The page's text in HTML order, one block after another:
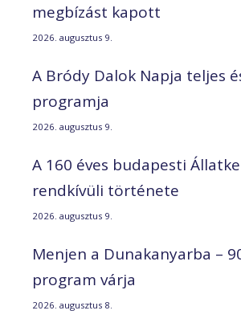
megbízást kapott
2026. augusztus 9.
A Bródy Dalok Napja teljes
programja
2026. augusztus 9.
A 160 éves budapesti
rendkívüli története
2026. augusztus 9.
Menjen a Dunakanyarba –
program várja
2026. augusztus 8.